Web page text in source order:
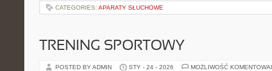
CATEGORIES: APARATY SŁUCHOWE
TRENING SPORTOWY
POSTED BY ADMIN STY - 24 - 2026 MOŻLIWOŚĆ